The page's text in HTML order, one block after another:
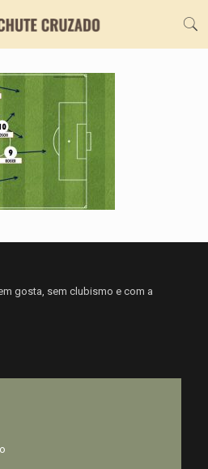
gosta, sem clubismo e com a